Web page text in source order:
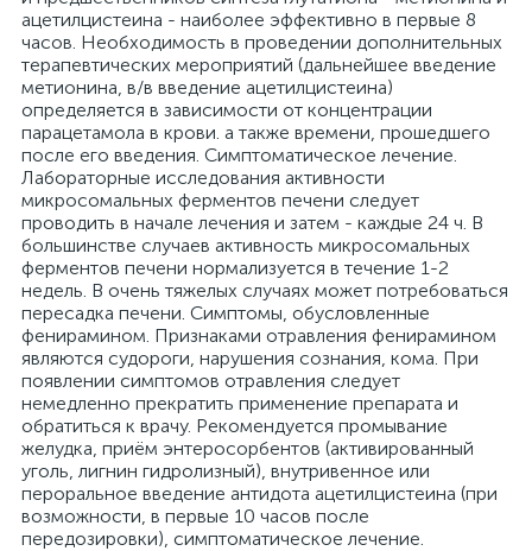
ацетилцистеина - наиболее эффективно в первые 8
часов. Необходимость в проведении дополнительных
терапевтических мероприятий (дальнейшее введение
метионина, в/в введение ацетилцистеина)
определяется в зависимости от концентрации
парацетамола в крови. а также времени, прошедшего
после его введения. Симптоматическое лечение.
Лабораторные исследования активности
микросомальных ферментов печени следует
проводить в начале лечения и затем - каждые 24 ч. В
большинстве случаев активность микросомальных
ферментов печени нормализуется в течение 1-2
недель. В очень тяжелых случаях может потребоваться
пересадка печени. Симптомы, обусловленные
фенирамином. Признаками отравления фенирамином
являются судороги, нарушения сознания, кома. При
появлении симптомов отравления следует
немедленно прекратить применение препарата и
обратиться к врачу. Рекомендуется промывание
желудка, приём энтеросорбентов (активированный
уголь, лигнин гидролизный), внутривенное или
пероральное введение антидота ацетилцистеина (при
возможности, в первые 10 часов после
передозировки), симптоматическое лечение.